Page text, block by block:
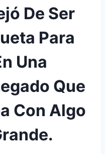
De Ser
Para
Una
Que
Con Algo